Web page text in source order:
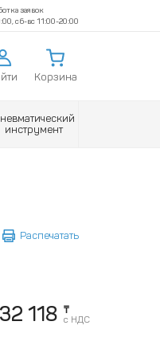
заявок
сб-вс 11:00-20:00
Корзина
инструмент
Распечатать
118
₸
с НДС